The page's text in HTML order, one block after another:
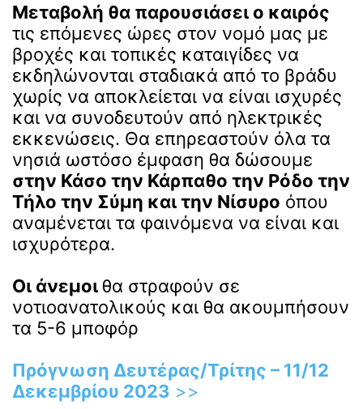
Μεταβολή θα παρουσιάσει ο καιρός
τις επόμενες ώρες στον νομό μας με
βροχές και τοπικές καταιγίδες να
εκδηλώνονται σταδιακά από το βράδυ
χωρίς να αποκλείεται να είναι ισχυρές
και να συνοδευτούν από ηλεκτρικές
εκκενώσεις. Θα επηρεαστούν όλα τα
νησιά ωστόσο έμφαση θα δώσουμε
στην Κάσο την Κάρπαθο την Ρόδο την
Τήλο την Σύμη και την Νίσυρο όπου
αναμένεται τα φαινόμενα να είναι και
ισχυρότερα.
Οι άνεμοι θα στραφούν σε
νοτιοανατολικούς και θα ακουμπήσουν
τα 5-6 μποφόρ
Πρόγνωση Δευτέρας/Τρίτης – 11/12
Δεκεμβρίου 2023 >>